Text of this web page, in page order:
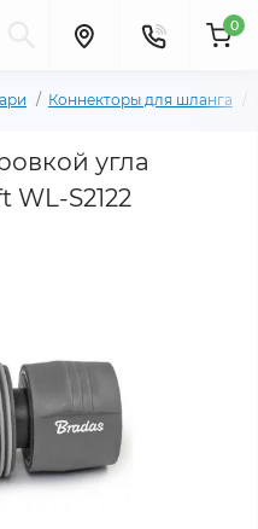
0
Коннекторы для шланга
угла
WL-S2122